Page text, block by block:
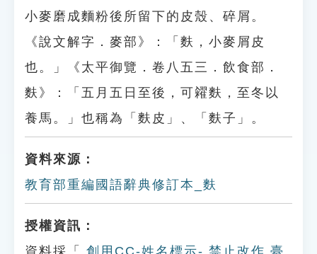
小麥磨成麵粉後所留下的皮殼、碎屑。
《說文解字．麥部》：「麩，小麥屑皮
也。」《太平御覽．卷八五三．飲食部．
麩》：「五月五日至後，可糴麩，至冬以
養馬。」也稱為「麩皮」、「麩子」。
資料來源：
教育部重編國語辭典修訂本_麩
授權資訊：
資料採「
創用CC-姓名標示- 禁止改作 臺